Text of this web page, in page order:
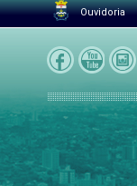
Ouvidoria